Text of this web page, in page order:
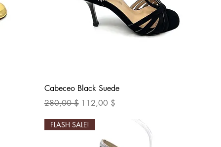
Быстрый просмотр
Cabeceo Black Suede
Обычная цена
280,00 $ Цена со скидкой
112,00 $
FLASH SALE!